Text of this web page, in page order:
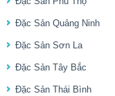
Đặc Sản Quảng Ninh
Đặc Sản Sơn La
Đặc Sản Tây Bắc
Đặc Sản Thái Bình